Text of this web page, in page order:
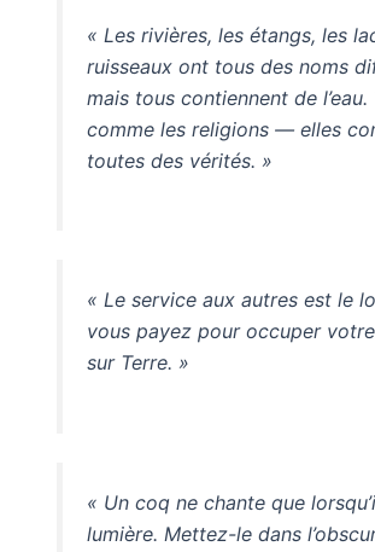
« Les rivières, les étangs, les
ruisseaux ont tous des noms
mais tous contiennent de l’eau.
comme les religions — elles
toutes des vérités. »
« Le service aux autres est le
vous payez pour occuper
sur Terre. »
« Un coq ne chante que
lumière. Mettez-le dans